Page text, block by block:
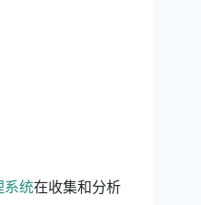
统在收集和分析